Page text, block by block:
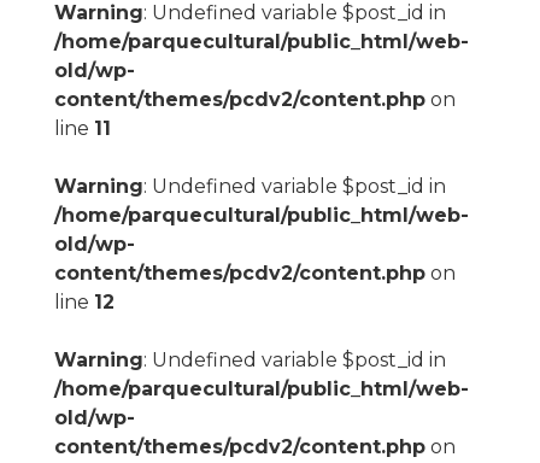
Warning: Undefined variable $post_id in
/home/parquecultural/public_html/web-
old/wp-
content/themes/pcdv2/content.phpon
line 11
Warning: Undefined variable $post_id in
/home/parquecultural/public_html/web-
old/wp-
content/themes/pcdv2/content.phpon
line 12
Warning: Undefined variable $post_id in
/home/parquecultural/public_html/web-
old/wp-
content/themes/pcdv2/content.phpon